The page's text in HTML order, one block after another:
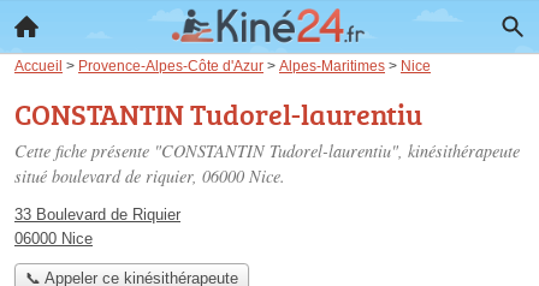
Accueil > Provence-Alpes-Côte d'Azur > Alpes-Maritimes > Nice
CONSTANTIN Tudorel-laurentiu
Cette fiche présente "CONSTANTIN Tudorel-laurentiu", kinésithérapeute
situé boulevard de riquier, 06000 Nice.
33 Boulevard de Riquier
06000 Nice
📞 Appeler ce kinésithérapeute